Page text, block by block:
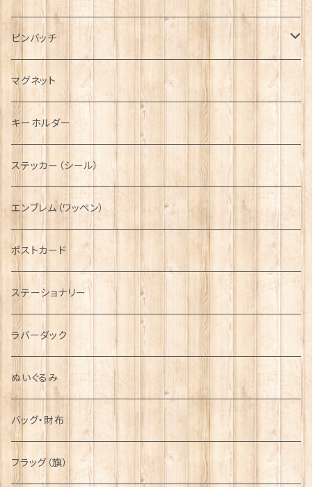
ハンチング帽
キャスケット
ディアストーカー
マフラー
タータン【Bronte by Moon】
タータン【Glencroft】
ボタンラップマフラー【Aran Traditions】
サッシュ
スカーフ
ファッションマスク
ペンダント
チャーム
その他のアクセサリー
ラブスプーン
ラブスプーン【SION LLEWELLYN】
ラブスプーン【PAUL CURTIS】
ファブリック
ティータオル
ペーパーナプキン
ティーコジー
その他テーブルウェア
ピンバッチ
ジェネラルデザイン
乗り物
動物＆植物
国旗＆紋章
運動＆人物
シンボル
ミリタリー
NAVY
AIRFORCE
ARMY
ピューター
マグネット
キーホルダー
ステッカー（シール）
エンブレム（ワッペン）
ポストカード
ステーショナリー
ラバーダック
ぬいぐるみ
バッグ・財布
フラッグ（旗）